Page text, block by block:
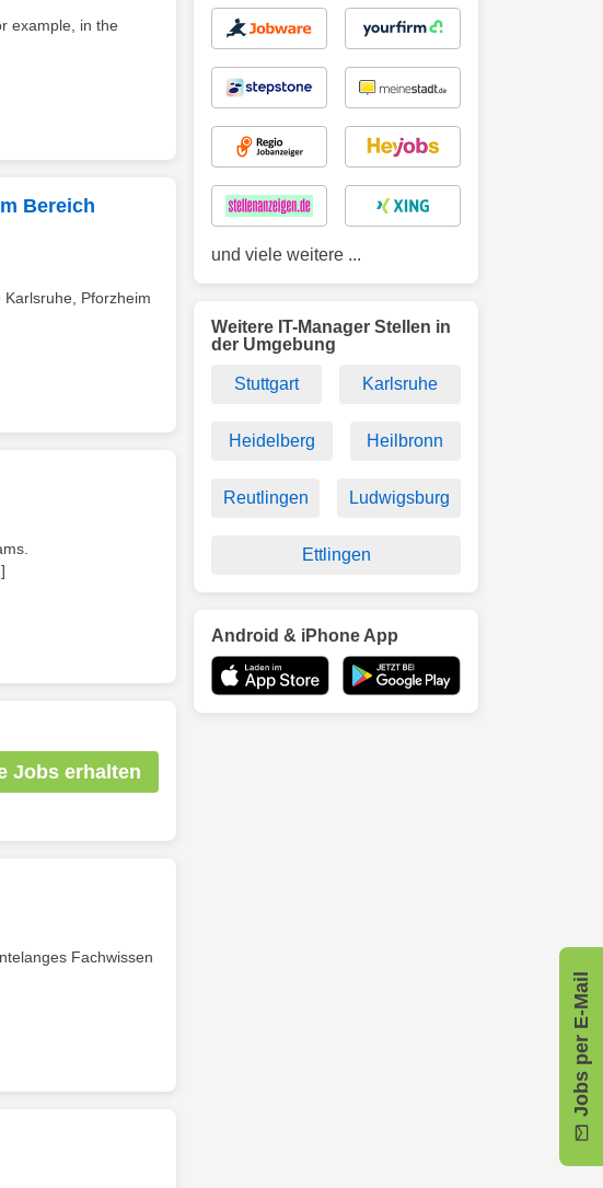
example, in the
Bereich
Pforzheim
]
Jobs erhalten
Fachwissen
Jobs per E-Mail
und viele weitere ...
Weitere IT-Manager Stellen in
der Umgebung
Stuttgart Karlsruhe
Heidelberg Heilbronn
Reutlingen Ludwigsburg
Ettlingen
Android & iPhone App